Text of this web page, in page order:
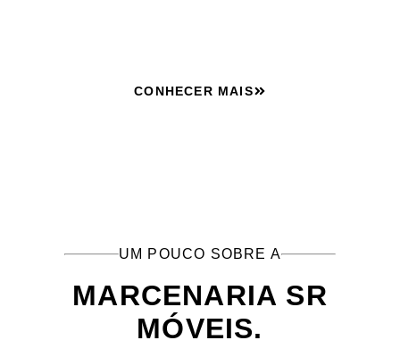
CONHECER MAIS
UM POUCO SOBRE A
MARCENARIA SR
MÓVEIS.